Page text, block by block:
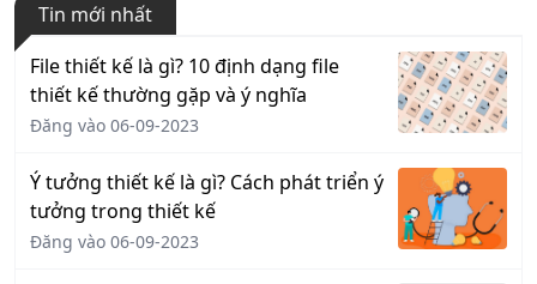
Tin mới nhất
File thiết kế là gì? 10 định dạng file
thiết kế thường gặp và ý nghĩa
Đăng vào 06-09-2023
Ý tưởng thiết kế là gì? Cách phát triển ý
tưởng trong thiết kế
Đăng vào 06-09-2023